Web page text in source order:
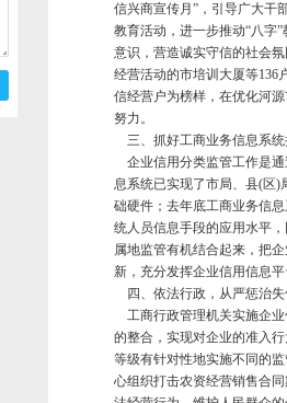
信兴商宣传月”，引导广大干
教育活动，进一步推动“八字
意识，营造诚实守信的社会
经营活动的市培训大厦等136
信经营户为榜样，在优化河
努力。
三、抓好工商业务信息系
企业信用分类监管工作是通
息系统已实现了市局、县(区)
础硬件；去年底工商业务信
统人员信息手段的应用水平
属地监管有机结合起来，把
新，充分发挥企业信用信息
四、依法行政，从严惩治失
工商行政管理机关实施企业
的整合，实现对企业的准入
等级有针对性地实施不同的
心组织打击农资经营销售合